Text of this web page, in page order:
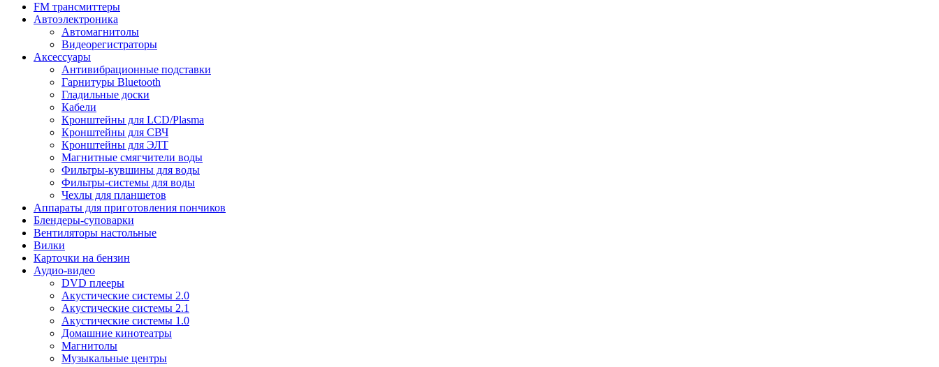
FM трансмиттеры
Автоэлектроника
Автомагнитолы
Видеорегистраторы
Аксессуары
Антивибрационные подставки
Гарнитуры Bluetooth
Гладильные доски
Кабели
Кронштейны для LCD/Plasma
Кронштейны для СВЧ
Кронштейны для ЭЛТ
Магнитные смягчители воды
Фильтры-кувшины для воды
Фильтры-системы для воды
Чехлы для планшетов
Аппараты для приготовления пончиков
Блендеры-суповарки
Вентиляторы настольные
Вилки
Карточки на бензин
Аудио-видео
DVD плееры
Акустические системы 2.0
Акустические системы 2.1
Акустические системы 1.0
Домашние кинотеатры
Магнитолы
Музыкальные центры